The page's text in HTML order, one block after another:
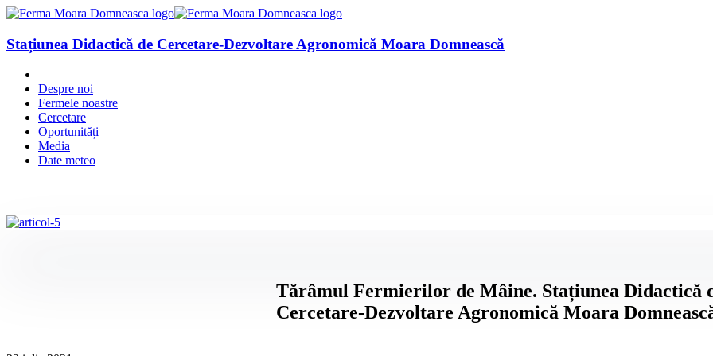
Stațiunea Didactică de Cercetare-Dezvoltare Agronomică Moara Domnească
Despre noi
Fermele noastre
Cercetare
Oportunități
Media
Date meteo
Tărâmul Fermierilor de Mâine. Stațiunea Didactică
Cercetare-Dezvoltare Agronomică Moara